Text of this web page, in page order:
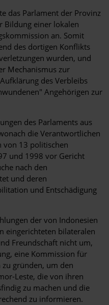
das Parlament der Provinz
Bildung einer lokalen
an. Somit
des dortigen Konflikts
wurden, und
Mechanismus zur
des Verbleibs
Angehörigen zur
des Parlaments aus
die Verantwortlichen
von 13 politischen
und 1998 vor Gericht
nach den
und deren
und Entschädigung
der von Indonesien
eingerichteten bilateralen
Freundschaft nicht um,
eine Kommission für
gründen, um den
Leste, die von ihren
zu machen und die
zu informieren.